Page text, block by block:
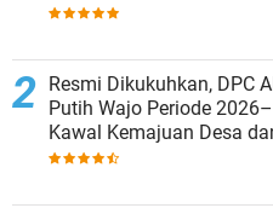
Resmi Dikukuhkan, DPC
Putih Wajo Periode
Kawal Kemajuan Desa
Merah Putih